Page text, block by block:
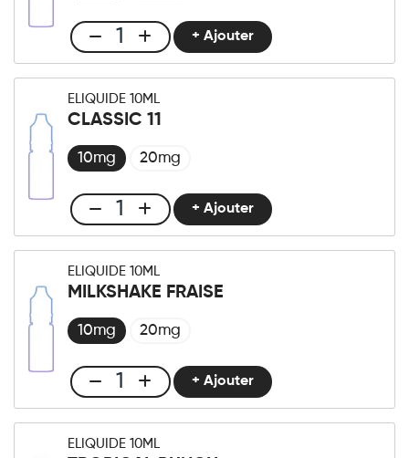
quantité
Club
E-
liquide
10ml
Honeydew
+ Ajouter
ELIQUIDE 10ML
CLASSIC 11
10mg 20mg
Club
E-
liquide
10ml
11
+ Ajouter
ELIQUIDE 10ML
MILKSHAKE FRAISE
10mg 20mg
Club
E-
liquide
+ Ajouter
ELIQUIDE 10ML